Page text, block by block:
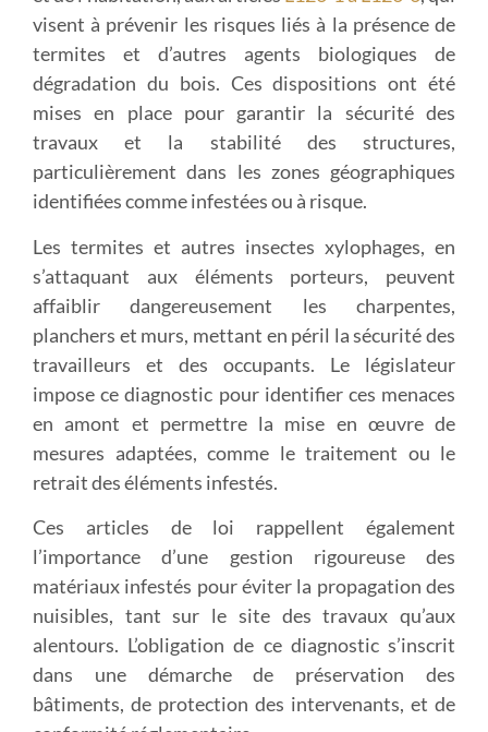
visent à prévenir les risques liés à la présence de
termites et d’autres agents biologiques de
dégradation du bois. Ces dispositions ont été
mises en place pour garantir la sécurité des
travaux et la stabilité des structures,
particulièrement dans les zones géographiques
identifiées comme infestées ou à risque.
Les termites et autres insectes xylophages, en
s’attaquant aux éléments porteurs, peuvent
affaiblir dangereusement les charpentes,
planchers et murs, mettant en péril la sécurité des
travailleurs et des occupants. Le législateur
impose ce diagnostic pour identifier ces menaces
en amont et permettre la mise en œuvre de
mesures adaptées, comme le traitement ou le
retrait des éléments infestés.
Ces articles de loi rappellent également
l’importance d’une gestion rigoureuse des
matériaux infestés pour éviter la propagation des
nuisibles, tant sur le site des travaux qu’aux
alentours. L’obligation de ce diagnostic s’inscrit
dans une démarche de préservation des
bâtiments, de protection des intervenants, et de